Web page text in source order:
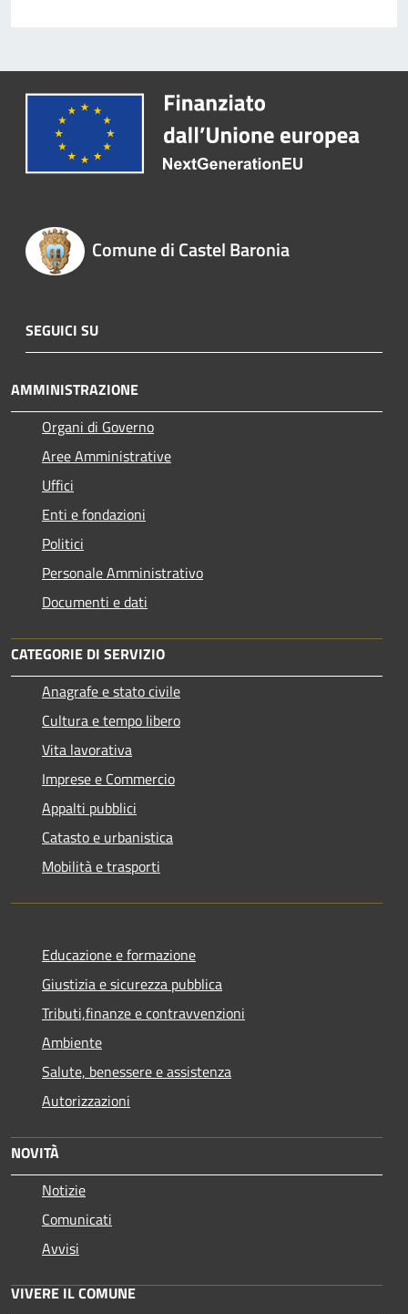
Comune di Castel Baronia
SEGUICI SU
AMMINISTRAZIONE
Organi di Governo
Aree Amministrative
Uffici
Enti e fondazioni
Politici
Personale Amministrativo
Documenti e dati
CATEGORIE DI SERVIZIO
Anagrafe e stato civile
Cultura e tempo libero
Vita lavorativa
Imprese e Commercio
Appalti pubblici
Catasto e urbanistica
Mobilità e trasporti
Educazione e formazione
Giustizia e sicurezza pubblica
Tributi,finanze e contravvenzioni
Ambiente
Salute, benessere e assistenza
Autorizzazioni
NOVITÀ
Notizie
Comunicati
Avvisi
VIVERE IL COMUNE